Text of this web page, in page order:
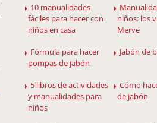
10 manualidades
fáciles para hacer con
niños en casa
niños: los
Merve
Fórmula para hacer
pompas de jabón
Jabón de
5 libros de actividades
y manualidades para
niños
Cómo
de jabón